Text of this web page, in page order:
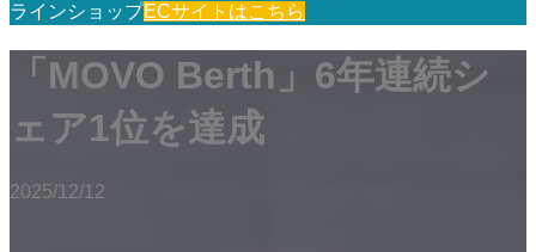
ラインショップECサイトはこちら
「MOVO Berth」6年連続シ
ェア1位を達成
2025/12/12